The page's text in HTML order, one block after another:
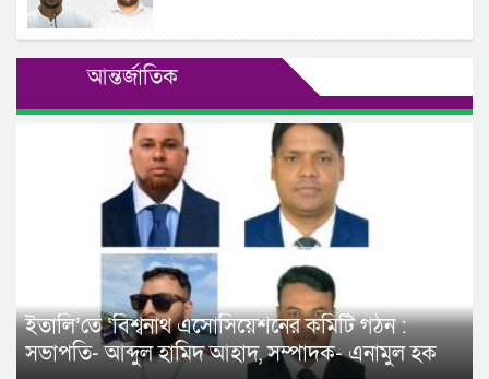
সিলেটে বন্যা পরিস্থিতির অবনতি, স্থগিত হতে পারে
এইচএসসি পরীক্ষা
সিলেটে আকস্মিক বন্যার আশঙ্কা
ফের প্রকাশ্যে গণনা হবে শাহজালাল মাজারের
দানবাক্সের টাকা
সিলেট মহানগর বিএনপির ৫৭ সদস্যবিশিষ্ট উপদেষ্টা
কমিটি অনুমোদন
সিলেটে মার্কিন রাষ্ট্রদূত: ঘুরে দেখলেন কিনব্রিজ, খেলেন
সাত রঙের চা
মালয়েশিয়ার শ্রমবাজার খুলে গেছে, জানালেন
প্রবাসীকল্যান মন্ত্রী
আন্তর্জাতিক
ইতালি’তে ‘বিশ্বনাথ এসোসিয়েশনের কমিটি গঠন :
সভাপতি- আব্দুল হামিদ আহাদ, সম্পাদক- এনামুল হক